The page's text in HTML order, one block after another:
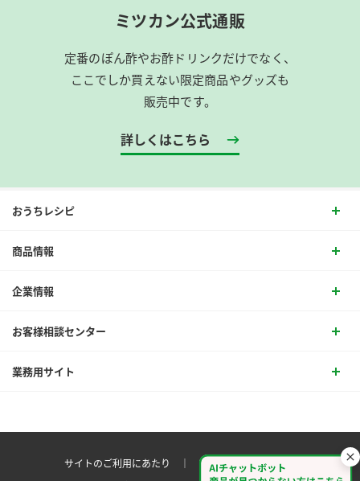
ミツカン公式通販
定番のぽん酢やお酢ドリンクだけでなく、
ここでしか買えない限定商品やグッズも
販売中です。
詳しくはこちら
おうちレシピ
商品情報
企業情報
お客様相談センター
業務用サイト
サイトのご利用にあたり ｜ プライバシーポリシー